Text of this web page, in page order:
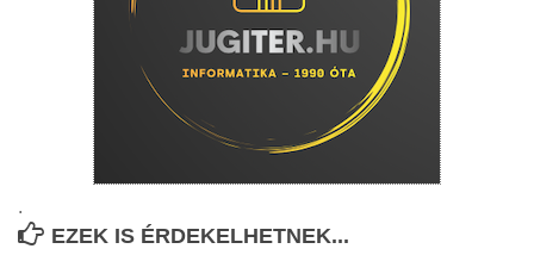
.
EZEK IS ÉRDEKELHETNEK...